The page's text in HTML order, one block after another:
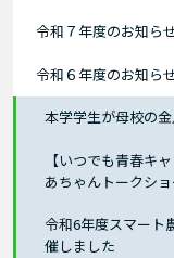
令和７年度のお知ら
令和６年度のお知ら
本学学生が母校の
【いつでも青春キ
あちゃんトークシ
令和6年度スマート
催しました